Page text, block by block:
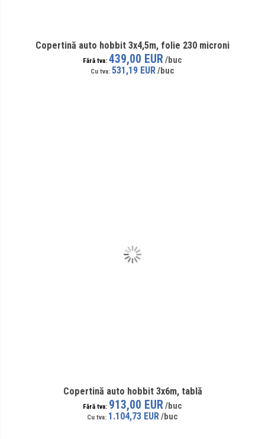
Copertină auto hobbit 3x4,5m, folie 230 microni
531,19 EUR
439,00 EUR
Copertină auto hobbit 3x6m, tablă
1.104,73 EUR
913,00 EUR